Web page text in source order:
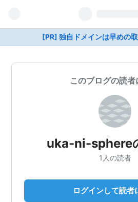
[PR] 独自ドメインは早めの
このブログの読者
uka-ni-sphere
1人の読者
ログインして読者